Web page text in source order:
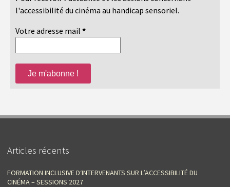
l'accessibilité du cinéma au handicap sensoriel.
Votre adresse mail *
Articles récents
FORMATION INCLUSIVE D‘INTERVENANTS SUR L’ACCESSIBILITÉ DU
CINÉMA – SESSIONS 2027